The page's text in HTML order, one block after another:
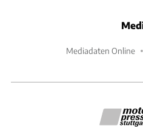
Mediadaten Online